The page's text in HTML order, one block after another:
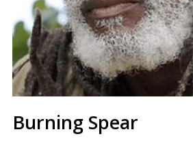
Burning Spear